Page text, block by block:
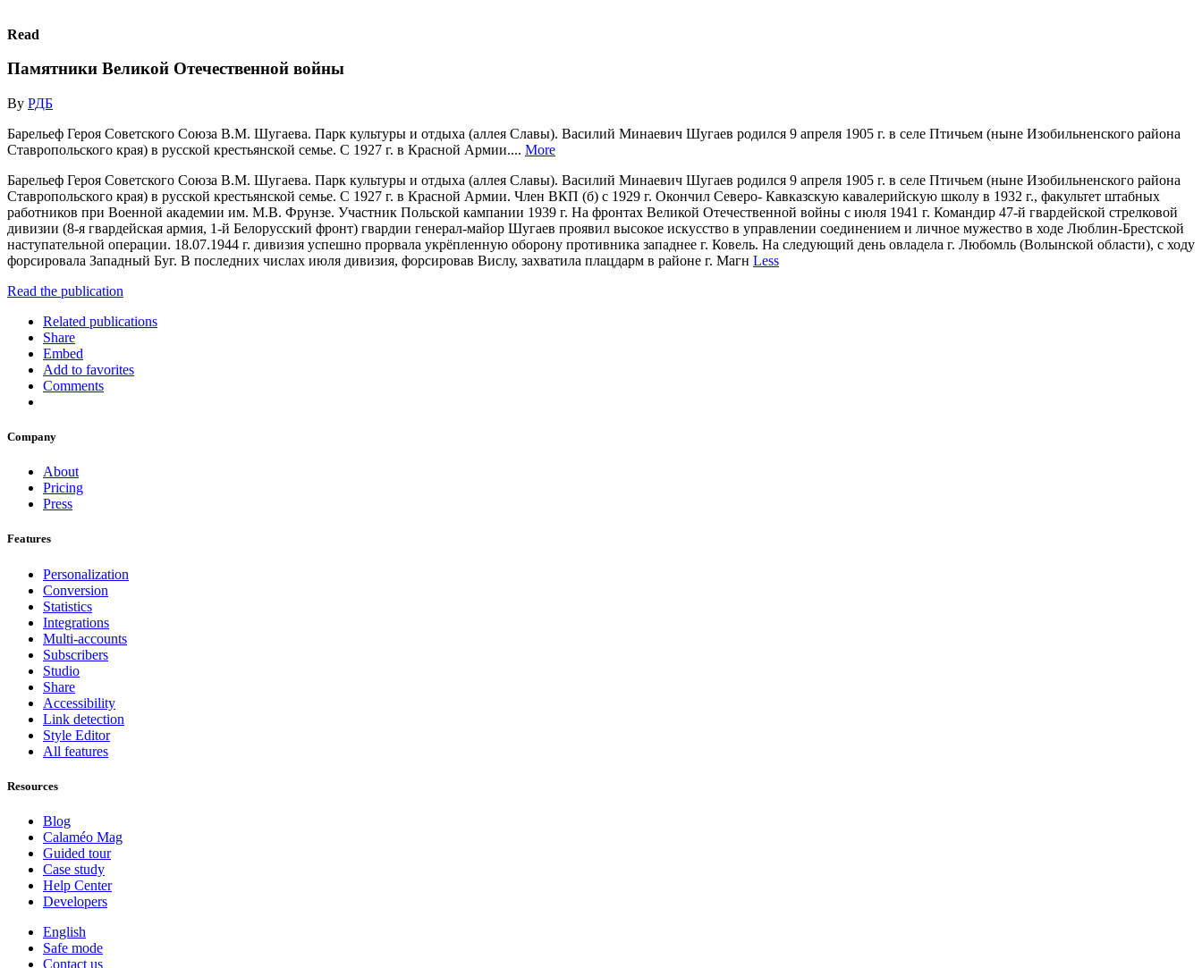
Read
Памятники Великой Отечественной войны
By РДБ
Барельеф Героя Советского Союза В.М. Шугаева. Парк культуры и отдыха (аллея Славы). Василий Минаевич Шугаев родился 9 апреля 1905 г. в селе Птичьем (ныне Изобильненского района
Ставропольского края) в русской крестьянской семье. С 1927 г. в Красной Армии.... More
Барельеф Героя Советского Союза В.М. Шугаева. Парк культуры и отдыха (аллея Славы). Василий Минаевич Шугаев родился 9 апреля 1905 г. в селе Птичьем (ныне Изобильненского района
Ставропольского края) в русской крестьянской семье. С 1927 г. в Красной Армии. Член ВКП (б) с 1929 г. Окончил Северо- Кавказскую кавалерийскую школу в 1932 г., факультет штабных
работников при Военной академии им. М.В. Фрунзе. Участник Польской кампании 1939 г. На фронтах Великой Отечественной войны с июля 1941 г. Командир 47-й гвардейской стрелковой
дивизии (8-я гвардейская армия, 1-й Белорусский фронт) гвардии генерал-майор Шугаев проявил высокое искусство в управлении соединением и личное мужество в ходе Люблин-Брестской
наступательной операции. 18.07.1944 г. дивизия успешно прорвала укрёпленную оборону противника западнее г. Ковель. На следующий день овладела г. Любомль (Волынской области), с ходу
форсировала Западный Буг. В последних числах июля дивизия, форсировав Вислу, захватила плацдарм в районе г. Магн Less
Read the publication
Related publications
Share
Embed
Add to favorites
Comments
Company
About
Pricing
Press
Features
Personalization
Conversion
Statistics
Integrations
Multi-accounts
Subscribers
Studio
Share
Accessibility
Link detection
Style Editor
All features
Resources
Blog
Calaméo Mag
Guided tour
Case study
Help Center
Developers
English
Safe mode
Contact us